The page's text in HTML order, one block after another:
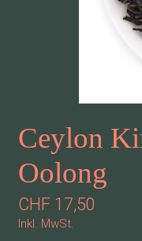
Ceylon
Oolong
CHF 17,50
Inkl. MwSt.